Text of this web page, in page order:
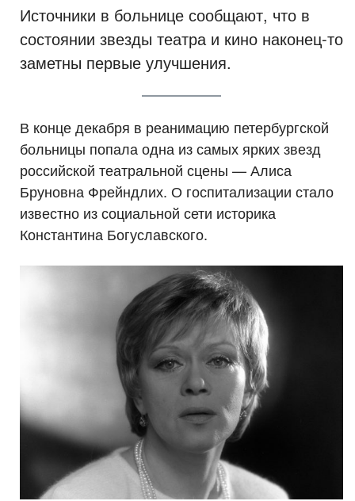
Источники в больнице сообщают, что в
состоянии звезды театра и кино наконец-то
заметны первые улучшения.
В конце декабря в реанимацию петербургской
больницы попала одна из самых ярких звезд
российской театральной сцены — Алиса
Бруновна Фрейндлих. О госпитализации стало
известно из социальной сети историка
Константина Богуславского.